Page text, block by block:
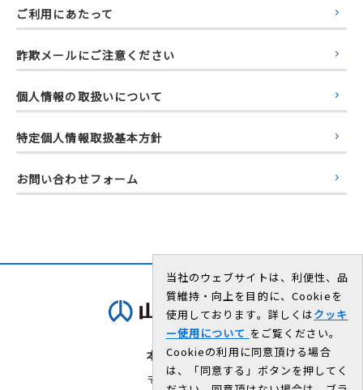
ご利用にあたって
詐欺メールにご注意ください
個人情報の取扱いについて
特定個人情報取扱基本方針
お問い合わせフォーム
本社・工場
〒672-8677
当社のウェブサイトは、利便性、品
質維持・向上を目的に、Cookieを
使用しております。詳しくはクッキ
ー使用について をご覧ください。
Cookieの利用に同意頂ける場合
は、「同意する」ボタンを押してく